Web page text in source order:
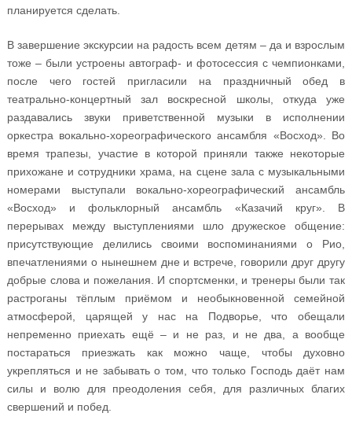
планируется сделать.
В завершение экскурсии на радость всем детям – да и взрослым
тоже – были устроены автограф- и фотосессия с чемпионками,
после чего гостей пригласили на праздничный обед в
театрально-концертный зал воскресной школы, откуда уже
раздавались звуки приветственной музыки в исполнении
оркестра вокально-хореографического ансамбля «Восход». Во
время трапезы, участие в которой приняли также некоторые
прихожане и сотрудники храма, на сцене зала с музыкальными
номерами выступали вокально-хореографический ансамбль
«Восход» и фольклорный ансамбль «Казачий круг». В
перерывах между выступлениями шло дружеское общение:
присутствующие делились своими воспоминаниями о Рио,
впечатлениями о нынешнем дне и встрече, говорили друг другу
добрые слова и пожелания. И спортсменки, и тренеры были так
растроганы тёплым приёмом и необыкновенной семейной
атмосферой, царящей у нас на Подворье, что обещали
непременно приехать ещё – и не раз, и не два, а вообще
постараться приезжать как можно чаще, чтобы духовно
укрепляться и не забывать о том, что только Господь даёт нам
силы и волю для преодоления себя, для различных благих
свершений и побед.